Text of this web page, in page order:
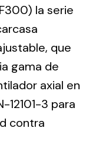
todo tipo
la serie
que
gama de
axial en
12101-3 para
contra